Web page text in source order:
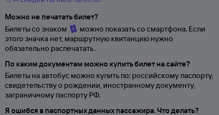
Можно не печатать билет?
Билеты со знаком
можно показать со смартфона. Если
этого значка нет, маршрутную квитанцию нужно
обязательно распечатать.
По каким документам можно купить билет на сайте?
Билеты на автобус можно купить по: российскому паспорту,
свидетельству о рождении, иностранному документу,
заграничному паспорту РФ.
Я ошибся в паспортных данных пассажира. Что делать?